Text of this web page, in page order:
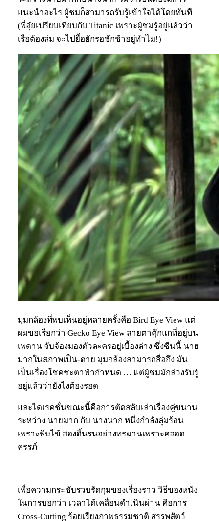
แนะนำอะไร ผู้ชมก็สามารถรับรู้เข้าใจได้โดยทันที
(พี่อุ๋ยเปรียบเทียบกับ Titanic เพราะผู้ชมรู้อยู่แล้วว่า
เรือต้องล่ม จะไปยื้อยักรอชักช้าอยู่ทำไม!)
มุมกล้องที่พบเห็นอยู่หลายครั้งคือ Bird Eye View แต่
ผมขอเรียกว่า Gecko Eye View สายตาตุ๊กแกที่อยู่บน
เพดาน จับจ้องมองตัวละครอยู่เบื้องล่าง ซึ่งซีนนี้ นาย
มากในสภาพเป็น-ตาย มุมกล้องสามารถสื่อถึง มัน
เป็นเรื่องโชคชะตาฟ้ากำหนด … แต่ผู้ชมมักล่วงรับรู้
อยู่แล้วว่ายังไงต้องรอด
และไดเรคชั่นขณะนี้คือการตัดสลับเล่าเรื่องคู่ขนาน
ระหว่าง นายมาก กับ นางนาก หนึ่งกำลังลุ่มร้อน
เพราะพิษไข้ สองดิ้นรนอย่างทรมานเพราะคลอด
ครรภ์
เพื่อความกระชับรวบรัดกุมของเรื่องราว วิธีของหนัง
ในการบอกว่า เวลาได้เคลื่อนดำเนินผ่าน คือการ
Cross-Cutting ร้อยเรียงภาพธรรมชาติ สรรพสัตว์